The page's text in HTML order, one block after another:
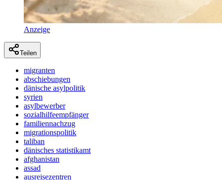
Anzeige
Teilen
migranten
abschiebungen
dänische asylpolitik
syrien
asylbewerber
sozialhilfeempfänger
familiennachzug
migrationspolitik
taliban
dänisches statistikamt
afghanistan
assad
ausreisezentren